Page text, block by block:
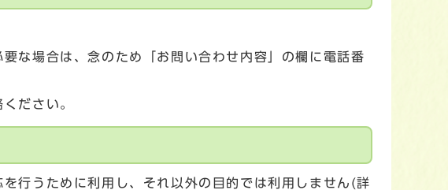
な場合は、念のため「お問い合わせ内容」の欄に電話番
ださい。
行うために利用し、それ以外の目的では利用しません(詳